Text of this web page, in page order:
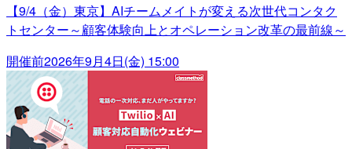
【9/4（金）東京】AIチームメイトが変える次世代コンタク
トセンター～顧客体験向上とオペレーション改革の最前線～
開催前2026年9月4日(金) 15:00